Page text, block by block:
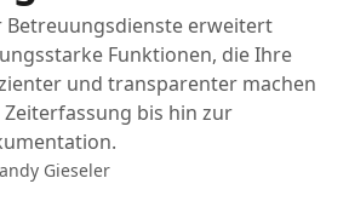
Betreuungsdienste erweitert
Funktionen, die Ihre
und transparenter machen
bis hin zur
Gieseler